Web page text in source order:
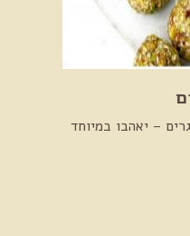
– יאהבו במיוחד